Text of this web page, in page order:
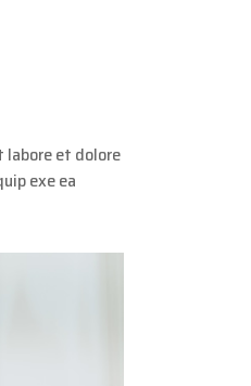
et dolore
exe ea